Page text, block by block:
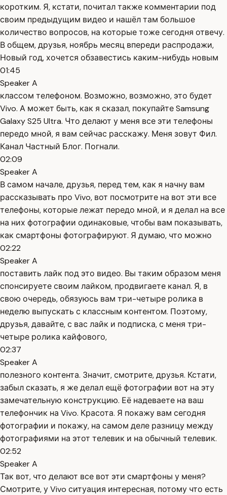
коротким. Я, кстати, почитал также комментарии под
своим предыдущим видео и нашёл там большое
количество вопросов, на которые тоже сегодня отвечу.
В общем, друзья, ноябрь месяц впереди распродажи,
Новый год, хочется обзавестись каким-нибудь новым
01:45
Speaker A
классом телефоном. Возможно, возможно, это будет
Vivo. А может быть, как я сказал, покупайте Samsung
Galaxy S25 Ultra. Что делают у меня все эти телефоны
передо мной, я вам сейчас расскажу. Меня зовут Фил.
Канал Частный Блог. Погнали.
02:09
Speaker A
В самом начале, друзья, перед тем, как я начну вам
рассказывать про Vivo, вот посмотрите на вот эти все
телефоны, которые лежат передо мной, и я делал на все
на них фотографии одинаковые, чтобы вам показывать,
как смартфоны фотографируют. Я думаю, что можно
02:22
Speaker A
поставить лайк под это видео. Вы таким образом меня
спонсируете своим лайком, продвигаете канал. Я, в
свою очередь, обязуюсь вам три-четыре ролика в
неделю выпускать с классным контентом. Поэтому,
друзья, давайте, с вас лайк и подписка, с меня три-
четыре ролика кайфового,
02:37
Speaker A
полезного контента. Значит, смотрите, друзья. Кстати,
забыл сказать, я же делал ещё фотографии вот на эту
замечательную конструкцию. Её надеваете на ваш
телефончик на Vivo. Красота. Я покажу вам сегодня
фотографии и покажу, на самом деле разницу между
фотографиями на этот телевик и на обычный телевик.
02:52
Speaker A
Так вот, что делают все вот эти смартфоны у меня?
Смотрите, у Vivo ситуация интересная, потому что есть